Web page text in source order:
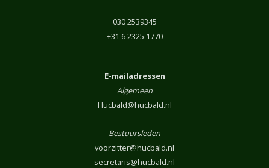
030 2539345
+31 6 2325 1770
E-mailadressen
Algemeen
Hucbald@hucbald.nl
Bestuursleden
voorzitter@hucbald.nl
secretaris@hucbald.nl